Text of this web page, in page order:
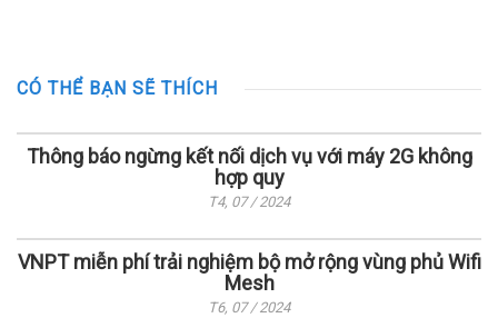
CÓ THỂ BẠN SẼ THÍCH
Thông báo ngừng kết nối dịch vụ với máy 2G không
hợp quy
T4, 07 / 2024
VNPT miễn phí trải nghiệm bộ mở rộng vùng phủ Wifi
Mesh
T6, 07 / 2024